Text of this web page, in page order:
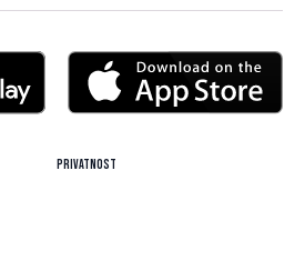
Privatnost